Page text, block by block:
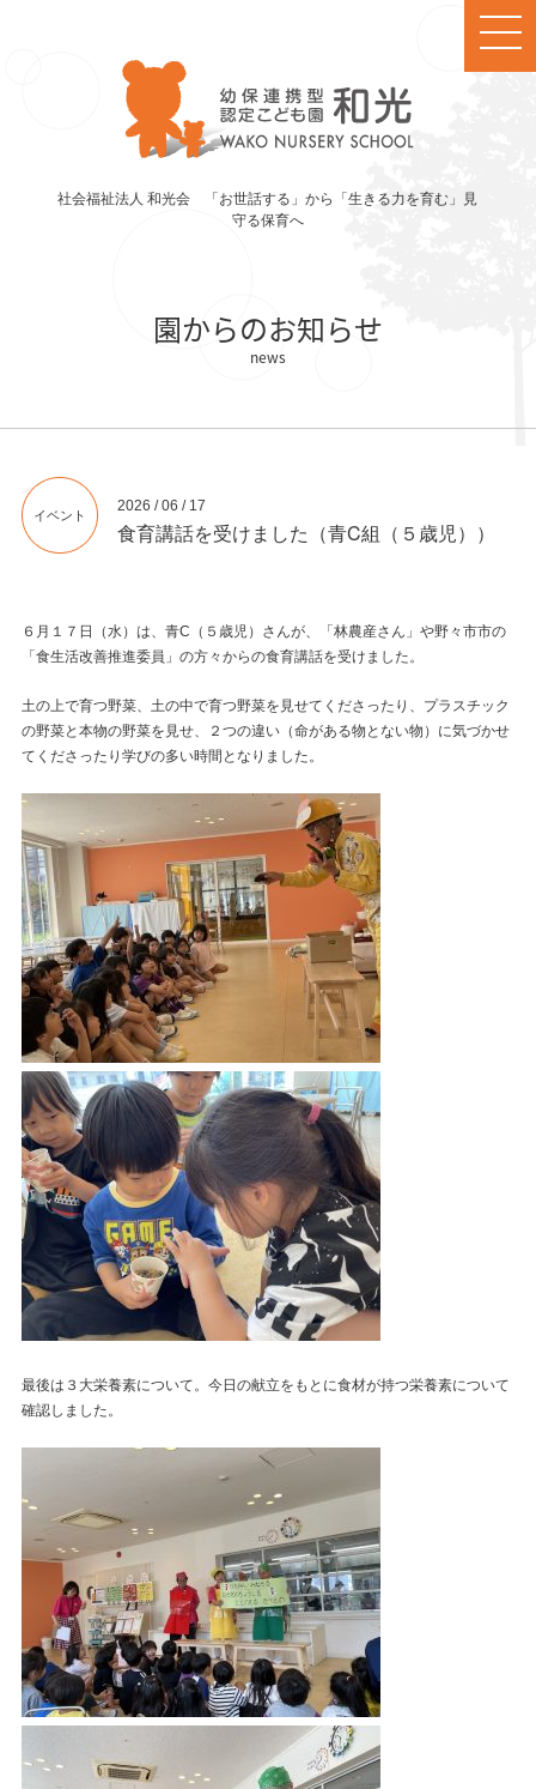
社会福祉法人 和光会 「お世話する」から「生きる力を育む」見
守る保育へ
園からのお知らせ
イベント
2026 / 06 / 17
食育講話を受けました（青C組（５歳児））
６月１７日（水）は、青C（５歳児）さんが、「林農産さん」や野々市市の
「食生活改善推進委員」の方々からの食育講話を受けました。
土の上で育つ野菜、土の中で育つ野菜を見せてくださったり、プラスチック
の野菜と本物の野菜を見せ、２つの違い（命がある物とない物）に気づかせ
てくださったり学びの多い時間となりました。
最後は３大栄養素について。今日の献立をもとに食材が持つ栄養素について
確認しました。